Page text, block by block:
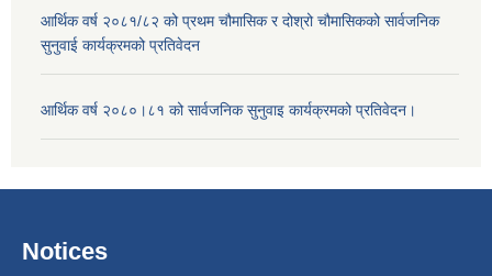
आर्थिक वर्ष २०८१/८२ को प्रथम चौमासिक र दोश्रो चौमासिकको सार्वजनिक
सुनुवाई कार्यक्रमको प्रतिवेदन
आर्थिक वर्ष २०८०।८१ को सार्वजनिक सुनुवाइ कार्यक्रमको प्रतिवेदन।
Notices